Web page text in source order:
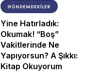
GÜNDEMDEKILER
Yine Hatırladık:
Okumak! “Boş”
Vakitlerinde Ne
Yapıyorsun? A Şıkkı:
Kitap Okuyorum